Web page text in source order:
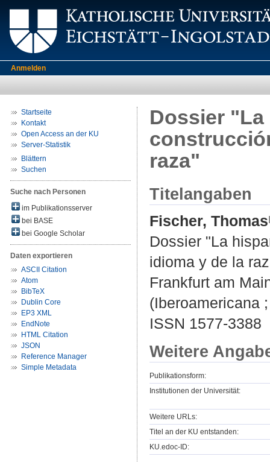
Anmelden
Startseite
Kontakt
Open Access an der KU
Server-Statistik
Blättern
Suchen
Suche nach Personen
im Publikationsserver
bei BASE
bei Google Scholar
Daten exportieren
ASCII Citation
Atom
BibTeX
Dublin Core
EP3 XML
EndNote
HTML Citation
JSON
Reference Manager
Simple Metadata
Dossier
raza"
Titelangaben
Fischer, Thomas
Dossier "La
idioma y de la
Frankfurt am
(Iberoamericana
ISSN 1577-3388
Weitere
Publikationsform:
Institutionen der Universität:
Weitere URLs:
Titel an der KU entstanden:
KU.edoc-ID: